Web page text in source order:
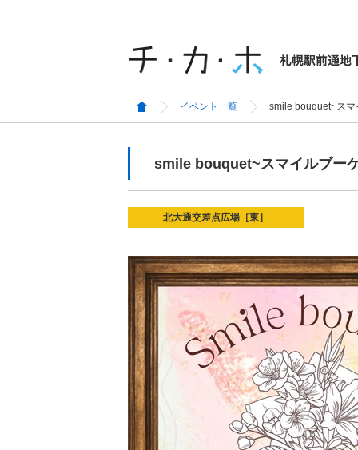
イベント一覧 smile bouquet~スマ
smile bouquet~スマイルブー
北大通交差点広場［東］